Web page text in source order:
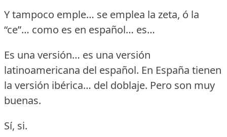
Y tampoco emple… se emplea la zeta, ó la
“ce”… como es en español… es…
Es una versión… es una versión
latinoamericana del español. En España tienen
la versión ibérica… del doblaje. Pero son muy
buenas.
Sí, si.